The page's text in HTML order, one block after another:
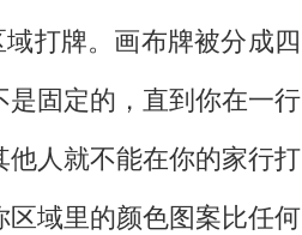
打牌。画布牌被分成四
固定的，直到你在一行
人就不能在你的家行打
域里的颜色图案比任何